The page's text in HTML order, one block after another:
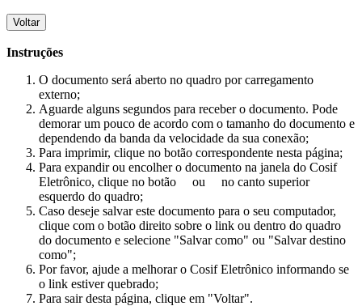
Voltar
Instruções
O documento será aberto no quadro por carregamento
externo;
Aguarde alguns segundos para receber o documento. Pode
demorar um pouco de acordo com o tamanho do documento e
dependendo da banda da velocidade da sua conexão;
Para imprimir, clique no botão correspondente nesta página;
Para expandir ou encolher o documento na janela do Cosif
Eletrônico, clique no botão
ou
no canto superior
esquerdo do quadro;
Caso deseje salvar este documento para o seu computador,
clique com o botão direito sobre o link ou dentro do quadro
do documento e selecione "Salvar como" ou "Salvar destino
como";
Por favor, ajude a melhorar o Cosif Eletrônico informando se
o link estiver quebrado;
Para sair desta página, clique em "Voltar".